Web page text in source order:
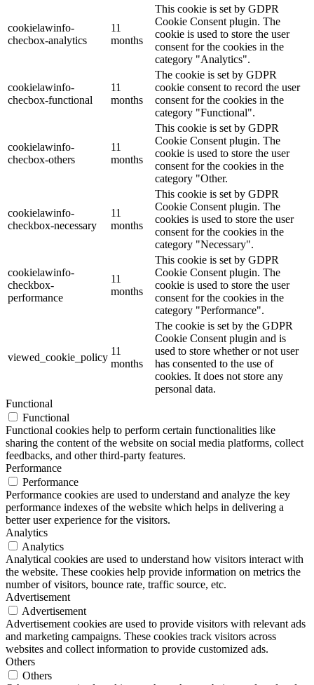
cookielawinfo-
checbox-analytics
11
months
This cookie is set by GDPR
Cookie Consent plugin. The
cookie is used to store the user
consent for the cookies in the
category "Analytics".
cookielawinfo-
checbox-functional
11
months
The cookie is set by GDPR
cookie consent to record the user
consent for the cookies in the
category "Functional".
cookielawinfo-
checbox-others
11
months
This cookie is set by GDPR
Cookie Consent plugin. The
cookie is used to store the user
consent for the cookies in the
category "Other.
cookielawinfo-
checkbox-necessary
11
months
This cookie is set by GDPR
Cookie Consent plugin. The
cookies is used to store the user
consent for the cookies in the
category "Necessary".
cookielawinfo-
checkbox-
performance
11
months
This cookie is set by GDPR
Cookie Consent plugin. The
cookie is used to store the user
consent for the cookies in the
category "Performance".
viewed_cookie_policy
11
months
The cookie is set by the GDPR
Cookie Consent plugin and is
used to store whether or not user
has consented to the use of
cookies. It does not store any
personal data.
Functional
Functional
Functional cookies help to perform certain functionalities like
sharing the content of the website on social media platforms, collect
feedbacks, and other third-party features.
Performance
Performance
Performance cookies are used to understand and analyze the key
performance indexes of the website which helps in delivering a
better user experience for the visitors.
Analytics
Analytics
Analytical cookies are used to understand how visitors interact with
the website. These cookies help provide information on metrics the
number of visitors, bounce rate, traffic source, etc.
Advertisement
Advertisement
Advertisement cookies are used to provide visitors with relevant ads
and marketing campaigns. These cookies track visitors across
websites and collect information to provide customized ads.
Others
Others